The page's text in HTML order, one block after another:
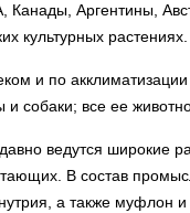
Канады, Аргентины,
культурных растениях.
и по
собаки; все ее
ведутся широкие
В состав
а также муфлон